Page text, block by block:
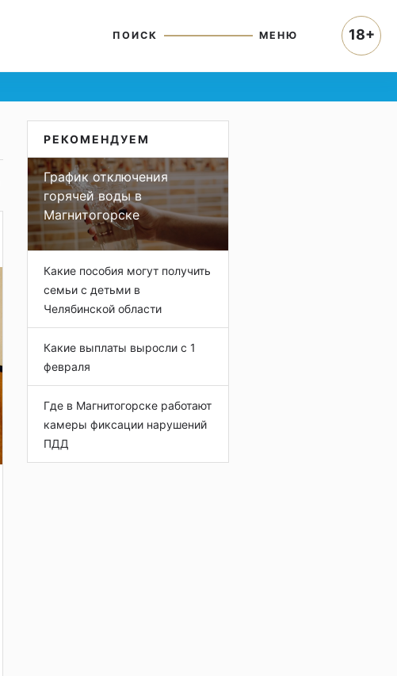
ПОИСК МЕНЮ
РЕКОМЕНДУЕМ
График отключения
горячей воды в
Магнитогорске
Какие пособия могут получить
семьи с детьми в
Челябинской области
Какие выплаты выросли с 1
февраля
Где в Магнитогорске работают
камеры фиксации нарушений
ПДД
18+